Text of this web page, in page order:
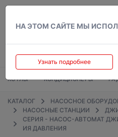
НА ЭТОМ САЙТЕ МЫ
Узнать подробнее
КОТЛЫ КОНДИЦИОНЕРЫ
КАТАЛОГ
НАСОСНОЕ
НАСОСНЫЕ СТАНЦИИ
СЕРИЯ - НАСОС-АВТОМАТ
ИЯ ДАВЛЕНИЯ